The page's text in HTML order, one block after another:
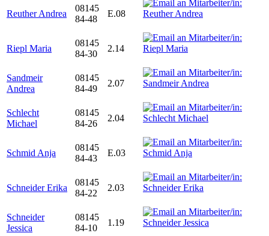
Reuther Andrea
08145
84-48
E.08
Riepl Maria
08145
84-30
2.14
Sandmeir
Andrea
08145
84-49
2.07
Schlecht
Michael
08145
84-26
2.04
Schmid Anja
08145
84-43
E.03
Schneider Erika
08145
84-22
2.03
Schneider
Jessica
08145
84-10
1.19